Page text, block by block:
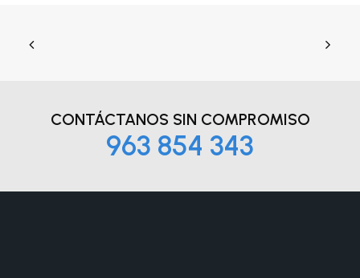
CONTÁCTANOS SIN COMPROMISO
963 854 343